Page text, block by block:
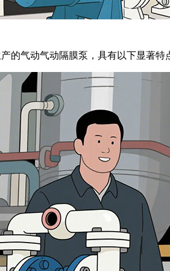
的气动气动隔膜泵，具有以下显著特